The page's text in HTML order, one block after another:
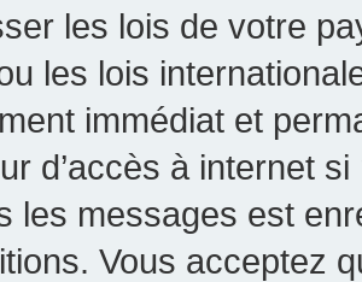
les lois de votre
les lois
immédiat et
d’accès à internet
les messages est
Vous acceptez